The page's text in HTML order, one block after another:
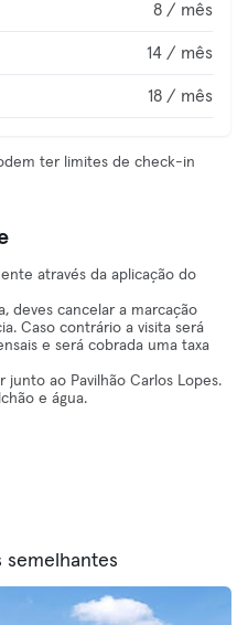
8 / mês
14 / mês
18 / mês
ter limites de check-in
através da aplicação do
deves cancelar a marcação
Caso contrário a visita será
e será cobrada uma taxa
ao Pavilhão Carlos Lopes.
e água.
semelhantes